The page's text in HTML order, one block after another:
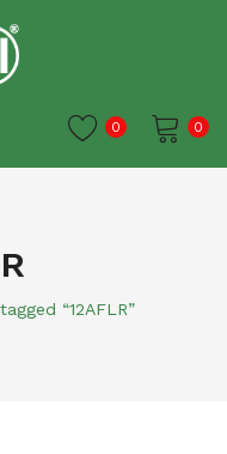
0
0
“12AFLR”